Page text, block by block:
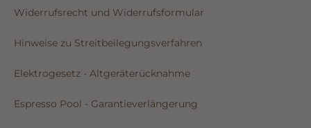
Widerrufsrecht und Widerrufsformular
Hinweise zu Streitbeilegungsverfahren
Elektrogesetz - Altgeräterücknahme
Espresso Pool - Garantieverlängerung